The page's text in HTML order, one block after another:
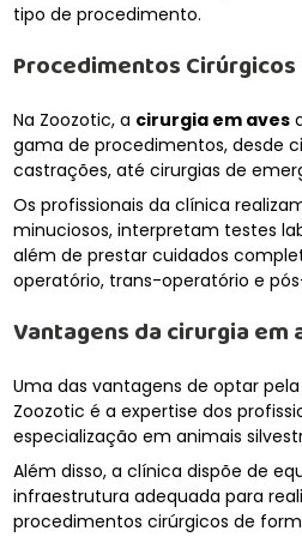
tipo de procedimento.
Procedimentos Cirúrgicos
Na Zoozotic, a cirurgia em aves
gama de procedimentos, desde
castrações, até cirurgias de
Os profissionais da clínica
minuciosos, interpretam testes
além de prestar cuidados
operatório, trans-operatório e
Vantagens dacirurgia em
Uma das vantagens de optar pela
Zoozotic é a expertise dos
especialização em animais
Além disso, a clínica dispõe de
infraestrutura adequada para
procedimentos cirúrgicos de